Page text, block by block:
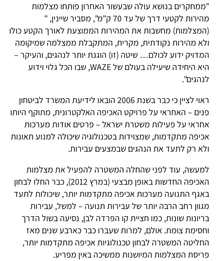
"ממחקרים בנושא עולה שבעשור האחרון פותחו מצלמות
מהירות לקטעי דרך של עד 70 ק"מ", מסביר שיינין, "
(המצלמות) מחשבות את המהירות הממוצעת לאורך הקטע כולו
ולא מהירות נקודתית, מקרית, המתקבלת ממצלמה שמיקומה
המדויק ידוע לכולם… שיטה (זו) הוגנת יותר לנהגים, והעיקר –
היא היחידה שיעילה בעולם של WAZE, שבו הכל גלוי וידוע
לנהגים".
ראוי לציין כי כבר בשנת 2006 הובאו לידיעת המשרד לביטחון
פנים – האחראי על פרויקט האכיפה האלקטרונית, מתוקף היותו
אחראי על פעילות משטרת ישראל – פרטים אודות מערכות
אכיפה מתקדמות, שמצוידות בטכנולוגיה שיכולה למנוע תאונות
ולא רק לתעד את הנהגים שבמצעים עבירות.
למעשה, עוד לפני שהחלה המשטרה להפעיל את מצלמות
האכיפה החדשות באופן מבצעי (במרץ 2012), כבר החלו לבחון
באגף התנועה מערכות אכיפה מתקדמות יותר, שיכולות לתעד
מגוון רחב הרבה יותר של עבירות תנועה – למשל, עבירות
בריונות שונות, כמו חציית קו הפרדה לבן, נסיעה בשול הדרך
וחסימת צומת. אולם, למרות שעברו כבר כארבע שנים מאז
החליטה המשטרה לבחון טכנולוגיות אכיפה מתקדמות יותר,
פריסת המצלמות המיושנות ממשיכה באין מפריע.